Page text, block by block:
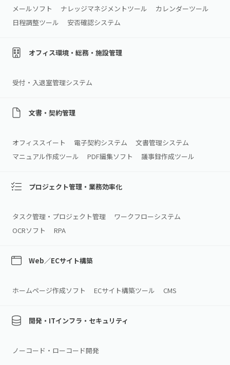
メールソフト
ナレッジマネジメントツール
カレンダーツール
日程調整ツール
安否確認システム
オフィス環境・総務・施設管理
受付・入退室管理システム
文書・契約管理
オフィススイート 電子契約システム
文書管理システム
マニュアル作成ツール
PDF編集ソフト 議事録作成ツール
プロジェクト管理・業務効率化
タスク管理・プロジェクト管理
ワークフローシステム
OCRソフト
RPA
Web／ECサイト構築
ホームページ作成ソフト ECサイト構築ツール CMS
開発・ITインフラ・セキュリティ
ノーコード・ローコード開発